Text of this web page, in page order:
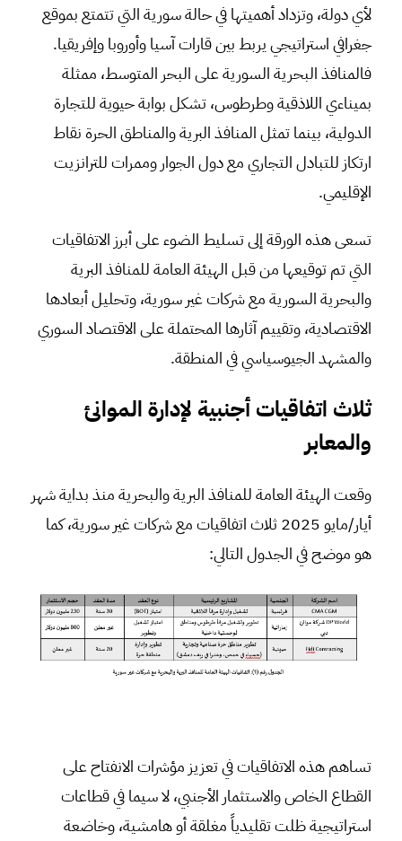
لأي دولة، وتزداد أهميتها في حالة سورية التي تتمتع بموقع
جغرافي استراتيجي يربط بين قارات آسيا وأوروبا وإفريقيا.
فالمنافذ البحرية السورية على البحر المتوسط، ممثلة
بميناءي اللاذقية وطرطوس، تشكل بوابة حيوية للتجارة
الدولية، بينما تمثل المنافذ البرية والمناطق الحرة نقاط
ارتكاز للتبادل التجاري مع دول الجوار وممرات للترانزيت
الإقليمي.
تسعى هذه الورقة إلى تسليط الضوء على أبرز الاتفاقيات
التي تم توقيعها من قبل الهيئة العامة للمنافذ البرية
والبحرية السورية مع شركات غير سورية، وتحليل أبعادها
الاقتصادية، وتقييم آثارها المحتملة على الاقتصاد السوري
والمشهد الجيوسياسي في المنطقة.
ثلاث اتفاقيات أجنبية لإدارة الموانئ
والمعابر
وقعت الهيئة العامة للمنافذ البرية والبحرية منذ بداية شهر
أيار/مايو 2025 ثلاث اتفاقيات مع شركات غير سورية، كما
هو موضح في الجدول التالي:
تساهم هذه الاتفاقيات في تعزيز مؤشرات الانفتاح على
القطاع الخاص والاستثمار الأجنبي، لا سيما في قطاعات
استراتيجية ظلت تقليدياً مغلقة أو هامشية، وخاضعة